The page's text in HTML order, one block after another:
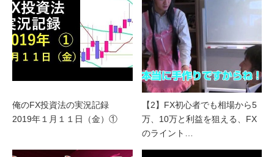
俺のFX投資法の実況記録
2019年１月１１日（金）①
【2】FX初心者でも相場から5
万、10万と利益を狙える、FX
のライント…